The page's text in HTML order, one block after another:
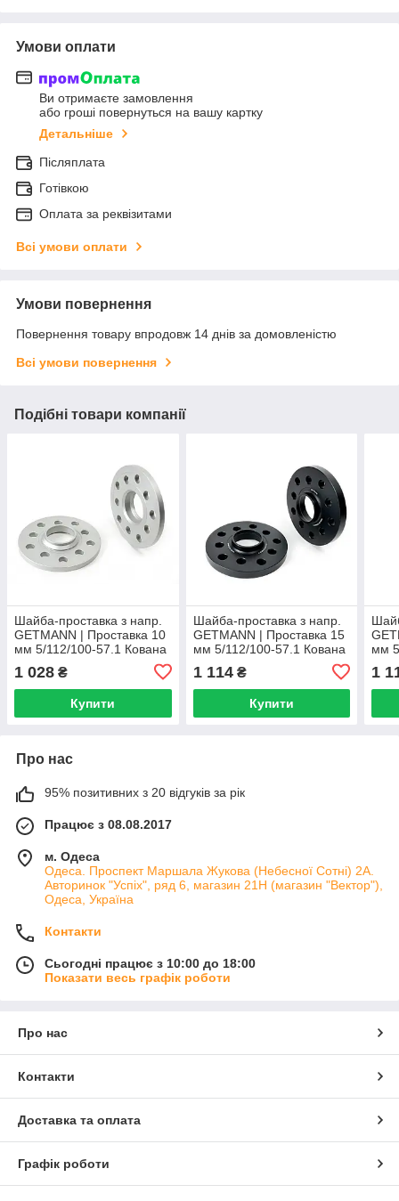
Умови оплати
Ви отримаєте замовлення
або гроші повернуться на вашу картку
Детальніше
Післяплата
Готівкою
Оплата за реквізитами
Всі умови оплати
Умови повернення
Повернення товару впродовж 14 днів за домовленістю
Всі умови повернення
Подібні товари компанії
Шайба-проставка з напр.
GETMANN | Проставка 10
мм 5/112/100-57.1 Кована
1 028 ₴
Купити
Шайба-проставка з напр.
GETMANN | Проставка 15
мм 5/112/100-57.1 Кована
1 114₴
Купити
мм
1
Про нас
95% позитивних з 20 відгуків за рік
Працює з 08.08.2017
м. Одеса
Одеса. Проспект Маршала Жукова (Небесної Сотні) 2А.
Авторинок "Успіх", ряд 6, магазин 21Н (магазин "Вектор"),
Одеса, Україна
Контакти
Сьогодні працює з 10:00 до 18:00
Показати весь графік роботи
Про нас
Контакти
Доставка та оплата
Графік роботи